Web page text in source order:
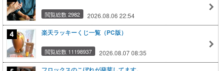
閲覧総数 2982 2026.08.06 22:54
楽天ラッキーくじ一覧（PC版）
閲覧総数 11198937 2026.08.07 08:35